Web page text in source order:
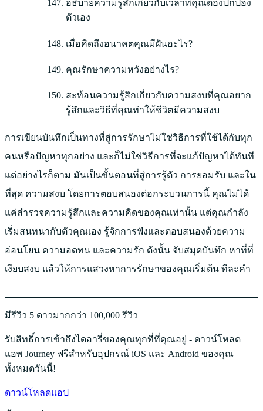
อธิบายความรู้สึกเกี่ยวกับเวลาที่คุณต้องปกป้อง
ตัวเอง
เมื่อคิดถึงอนาคตคุณมีฝันอะไร?
คุณรักษาความหวังอย่างไร?
สะท้อนความรู้สึกเกี่ยวกับความสงบที่คุณอยาก
รู้สึกและวิธีที่คุณทำให้ชีวิตมีความสงบ
การเขียนบันทึกเป็นทางที่สู่การรักษาไม่ใช่วิธีการที่ใช้ได้กับทุก
คนหรือปัญหาทุกอย่าง และก็ไม่ใช่วิธีการที่จะแก้ปัญหาได้ทันที
แต่อย่างไรก็ตาม มันเป็นขั้นตอนที่สู่การรู้ตัว การยอมรับ และใน
ที่สุด ความสงบ โดยการตอบสนองต่อกระบวนการนี้ คุณไม่ได้
แค่สำรวจความรู้สึกและความคิดของคุณเท่านั้น แต่คุณกำลัง
เริ่มสนทนากับตัวคุณเอง รู้จักการฟังและตอบสนองด้วยความ
อ่อนโยน ความอดทน และความรัก ดังนั้น จับสมุดบันทึก หาที่ที่
เงียบสงบ แล้วให้การแสวงหาการรักษาของคุณเริ่มต้น ทีละคำ
มีรีวิว 5 ดาวมากกว่า 100,000 รีวิว
รับสิทธิ์การเข้าถึงไดอารี่ของคุณทุกที่ที่คุณอยู่ - ดาวน์โหลด
แอพ Journey ฟรีสำหรับอุปกรณ์ iOS และ Android ของคุณ
ทั้งหมดวันนี้!
ดาวน์โหลดแอป